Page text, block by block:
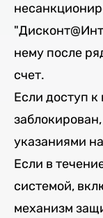
нему после
счет.
Если доступ
указаниями
Если в
системой,
механизм